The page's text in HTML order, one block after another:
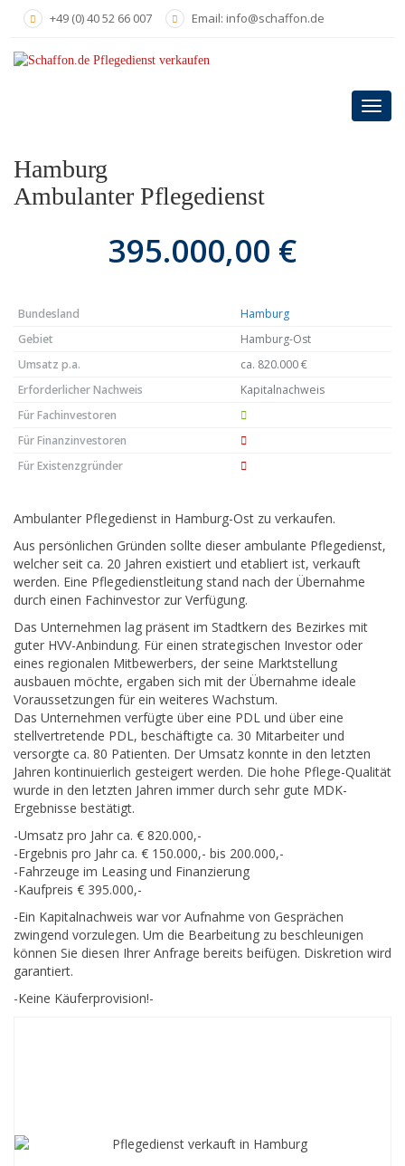
content
+49 (0) 40 52 66 007 Email: info@schaffon.de
Hamburg
Ambulanter Pflegedienst
395.000,00 €
Bundesland
Hamburg
Gebiet
Hamburg-Ost
Umsatz p.a.
ca. 820.000 €
Erforderlicher Nachweis
Kapitalnachweis
Für Fachinvestoren
Für Finanzinvestoren
Für Existenzgründer
Ambulanter Pflegedienst in Hamburg-Ost zu verkaufen.
Aus persönlichen Gründen sollte dieser ambulante Pflegedienst,
welcher seit ca. 20 Jahren existiert und etabliert ist, verkauft
werden. Eine Pflegedienstleitung stand nach der Übernahme
durch einen Fachinvestor zur Verfügung.
Das Unternehmen lag präsent im Stadtkern des Bezirkes mit
guter HVV-Anbindung. Für einen strategischen Investor oder
eines regionalen Mitbewerbers, der seine Marktstellung
ausbauen möchte, ergaben sich mit der Übernahme ideale
Voraussetzungen für ein weiteres Wachstum.
Das Unternehmen verfügte über eine PDL und über eine
stellvertretende PDL, beschäftigte ca. 30 Mitarbeiter und
versorgte ca. 80 Patienten. Der Umsatz konnte in den letzten
Jahren kontinuierlich gesteigert werden. Die hohe Pflege-Qualität
wurde in den letzten Jahren immer durch sehr gute MDK-
Ergebnisse bestätigt.
-Umsatz pro Jahr ca. € 820.000,-
-Ergebnis pro Jahr ca. € 150.000,- bis 200.000,-
-Fahrzeuge im Leasing und Finanzierung
-Kaufpreis € 395.000,-
-Ein Kapitalnachweis war vor Aufnahme von Gesprächen
zwingend vorzulegen. Um die Bearbeitung zu beschleunigen
können Sie diesen Ihrer Anfrage bereits beifügen. Diskretion wird
garantiert.
-Keine Käuferprovision!-